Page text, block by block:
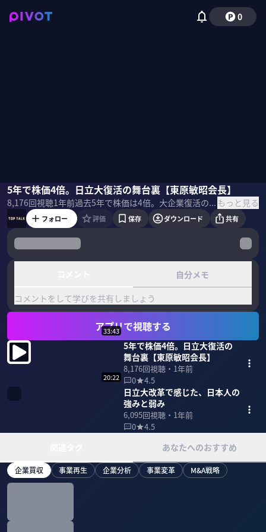
0
5年で株価4倍。日立大復活の舞台裏【東原敏昭会長】
8,176回視聴1年前 過去5年で株価は4倍。大企業復活の象徴と言われる日立製作所。倒産の危機からどう復活し、世界一を狙う企業へと脱皮できたのか？CEO、会長として“日立復活”へと導いた東原敏昭氏に「大企業病の克服」と「成長企業への脱皮」をテーマに話を聞いた。 ＜ゲスト＞ ・東原敏昭｜日立製作所 会長 1977年 日立製作所入社。 日立パワーヨーロッパ社プレジデント、日立プラントテクノロジー社長を経て 2014年 社長兼COO、2016年 社長兼CEO、2021年会長兼CEOに就任。2022年から現職。 ＜目次＞ もっと見る
東原敏昭佐々木紀彦
フォロー 評価 保存 ダウンロード 共有
自分メモ
コメントをして学びを共有しましょう
アプリで視聴する
33:43
5年で株価4倍。日立大復活の
舞台裏【東原敏昭会長】
8,176回視聴・ 1年前
0
4.5
20:22
日立大改革で感じた、日本人の
強みと弱み
6,095回視聴・ 1年前
0
4.5
あなたへのおすすめ
企業買収 事業再生 企業分析 事業変革 M&A戦略